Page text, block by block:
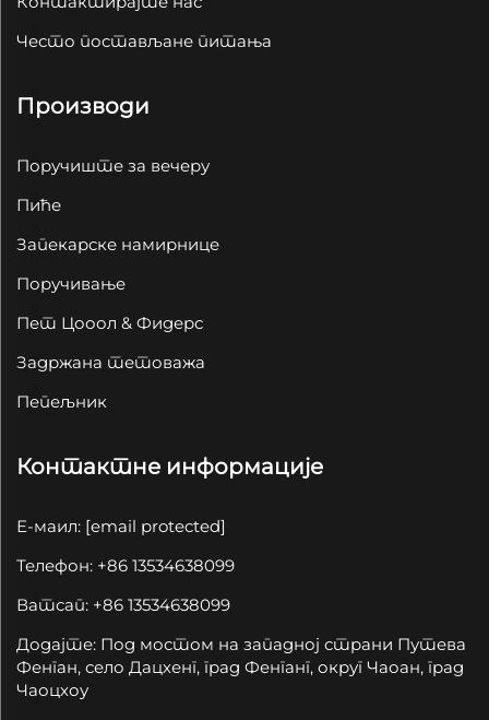
Често постављане питања
Производи
Поручиште за вечеру
Пиће
Запекарске намирнице
Поручивање
Пет Цооол & Фидерс
Задржана тетоважа
Пепељник
Контактне информације
Е-маил: [email protected]
Телефон: +86 13534638099
Ватсап: +86 13534638099
Додајте: Под мостом на западној страни Путева
Фенган, село Дацхенг, град Фенганг, округ Чаоан, град
Чаоцхоу